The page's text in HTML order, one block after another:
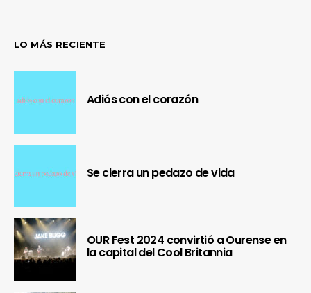
LO MÁS RECIENTE
Adiós con el corazón
Se cierra un pedazo de vida
OUR Fest 2024 convirtió a Ourense en
la capital del Cool Britannia